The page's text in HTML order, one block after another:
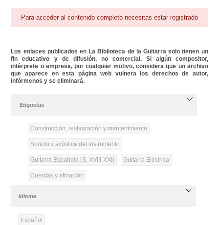
Para acceder al contenido completo necesitas estar registrado
Los enlaces publicados en La Biblioteca de la Guitarra solo tienen un
fin educativo y de difusión, no comercial. Si algún compositor,
intérprete o empresa, por cualquier motivo, considera que un archivo
que aparece en esta página web vulnera los derechos de autor,
infórmenos y se eliminará.
Etiquetas
Construcción, restauración y mantenimiento
Sonido y acústica del instrumento
Guitarra Española (S. XVIII-XXI) Guitarra Eléctrica
Cuerdas y afinación
Idioma
Español